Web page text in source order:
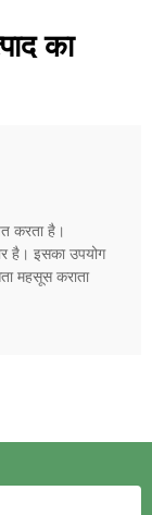
का
करता है।
है। इसका उपयोग
महसूस कराता